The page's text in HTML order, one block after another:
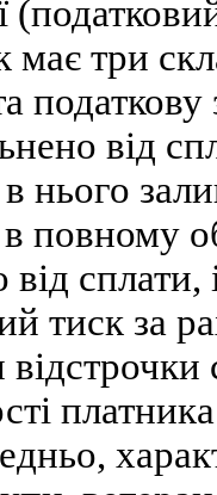
має три
від
в нього
повному
від
тиск за